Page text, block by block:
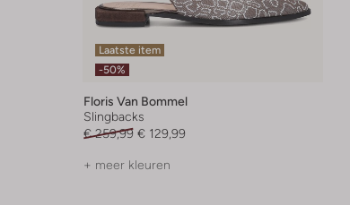
Laatste item
-50%
Floris Van Bommel
Slingbacks
€ 259,99 € 129,99
+ meer kleuren